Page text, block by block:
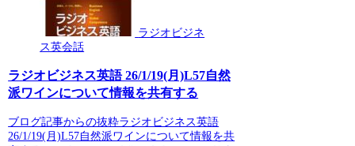
ラジオビジネ
ス英会話
ラジオビジネス英語 26/1/19(月)L57自然
派ワインについて情報を共有する
ブログ記事からの抜粋ラジオビジネス英語
26/1/19(月)L57自然派ワインについて情報を共